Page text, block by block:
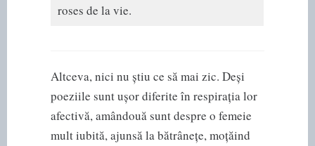
roses de la vie.
Altceva, nici nu știu ce să mai zic. Deși
poeziile sunt ușor diferite în respirația lor
afectivă, amândouă sunt despre o femeie
mult iubită, ajunsă la bătrânețe, moțăind